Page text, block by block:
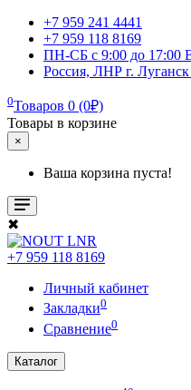
+7 959 241 4441
+7 959 118 8169
ПН-СБ с 9:00 до 17:00
Россия, ЛНР г.
0Товаров 0 (0₽)
Товары в корзине
×
Ваша корзина пуста!
✖
+7 959 118 8169
Личный кабинет
Закладки0
Сравнение0
Каталог